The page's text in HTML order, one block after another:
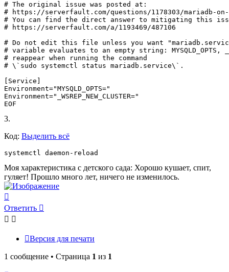
# The original issue was posted at:
# https://serverfault.com/questions/1178303/mariadb-
# You can find the direct answer to mitigating this
# https://serverfault.com/a/1193469/487106
# Do not edit this file unless you want
# variable evaluates to an empty string: MYSQLD_OPTS,
# reappear when running the command
# \`sudo systemctl status mariadb.service\`.
[Service]
Environment="MYSQLD_OPTS="
Environment="_WSREP_NEW_CLUSTER="
EOF
3.
Код: Выделить всё
systemctl daemon-reload
Моя характеристика с детского сада: Хорошо кушает, спит,
гуляет! Прошло много лет, ничего не изменилось.
к
началу
Ответить
Версия для печати
1 сообщение • Страница 1 из 1